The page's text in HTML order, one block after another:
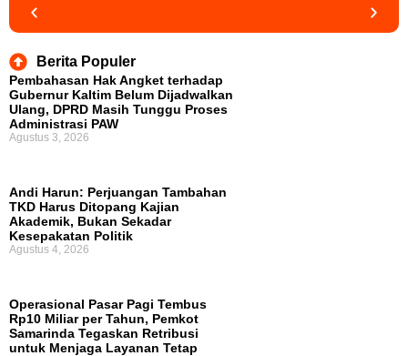
Berita Populer
Pembahasan Hak Angket terhadap
Gubernur Kaltim Belum Dijadwalkan
Ulang, DPRD Masih Tunggu Proses
Administrasi PAW
Agustus 3, 2026
Andi Harun: Perjuangan Tambahan
TKD Harus Ditopang Kajian
Akademik, Bukan Sekadar
Kesepakatan Politik
Agustus 4, 2026
Operasional Pasar Pagi Tembus
Rp10 Miliar per Tahun, Pemkot
Samarinda Tegaskan Retribusi
untuk Menjaga Layanan Tetap